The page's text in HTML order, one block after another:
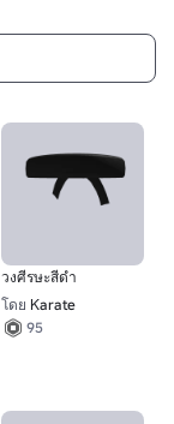
67
วงศีรษะสีดํา
โดย Κarate
95